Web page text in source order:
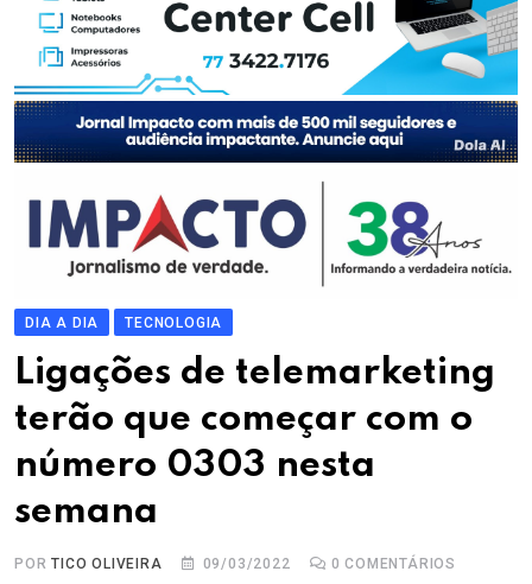
DIA A DIA TECNOLOGIA
Ligações de telemarketing
terão que começar com o
número 0303 nesta
semana
PORTICO OLIVEIRA 09/03/2022 0 COMENTÁRIOS